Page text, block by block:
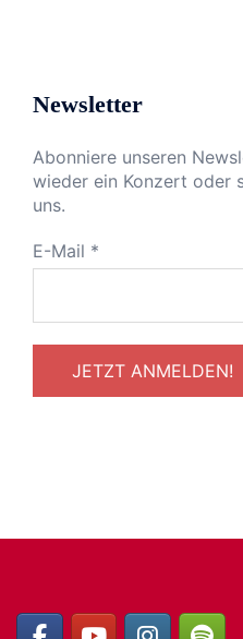
Newsletter
Abonniere unseren
wieder ein Konzert oder
uns.
E-Mail *